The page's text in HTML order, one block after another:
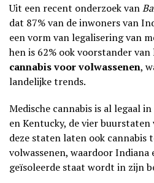
Uit een recent onderzoek van
dat 87% van de inwoners van
een vorm van legalisering van
hen is 62% ook voorstander van
cannabis voor volwassenen,
landelijke trends.
Medische cannabis is al legaal
en Kentucky, de vier buurstaten
deze staten laten ook cannabis
volwassenen, waardoor Indiana
geïsoleerde staat wordt in zijn